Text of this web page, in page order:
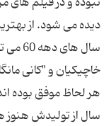
دیده می شود. از
سال
خاچیکیان و "کانی
سال از تولیدش